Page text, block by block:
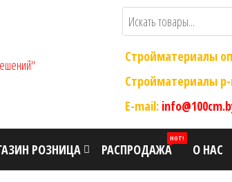
Современных
Строительных
Решений"
Стройматериалы
Стройматериалы
E-mail:
РОЗНИЦА РАСПРОДАЖА
HOT!
О НАС